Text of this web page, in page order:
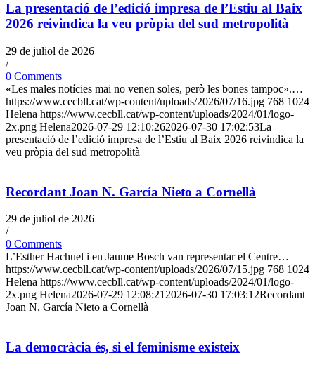
La presentació de l’edició impresa de l’Estiu al Baix
2026 reivindica la veu pròpia del sud metropolità
29 de juliol de 2026
/
0 Comments
«Les males notícies mai no venen soles, però les bones tampoc».…
https://www.cecbll.cat/wp-content/uploads/2026/07/16.jpg 768 1024
Helena https://www.cecbll.cat/wp-content/uploads/2024/01/logo-
2x.png Helena2026-07-29 12:10:262026-07-30 17:02:53La
presentació de l’edició impresa de l’Estiu al Baix 2026 reivindica la
veu pròpia del sud metropolità
Recordant Joan N. García Nieto a Cornellà
29 de juliol de 2026
/
0 Comments
L’Esther Hachuel i en Jaume Bosch van representar el Centre…
https://www.cecbll.cat/wp-content/uploads/2026/07/15.jpg 768 1024
Helena https://www.cecbll.cat/wp-content/uploads/2024/01/logo-
2x.png Helena2026-07-29 12:08:21 2026-07-30 17:03:12Recordant
Joan N. García Nieto a Cornellà
La democràcia és, si el feminisme existeix